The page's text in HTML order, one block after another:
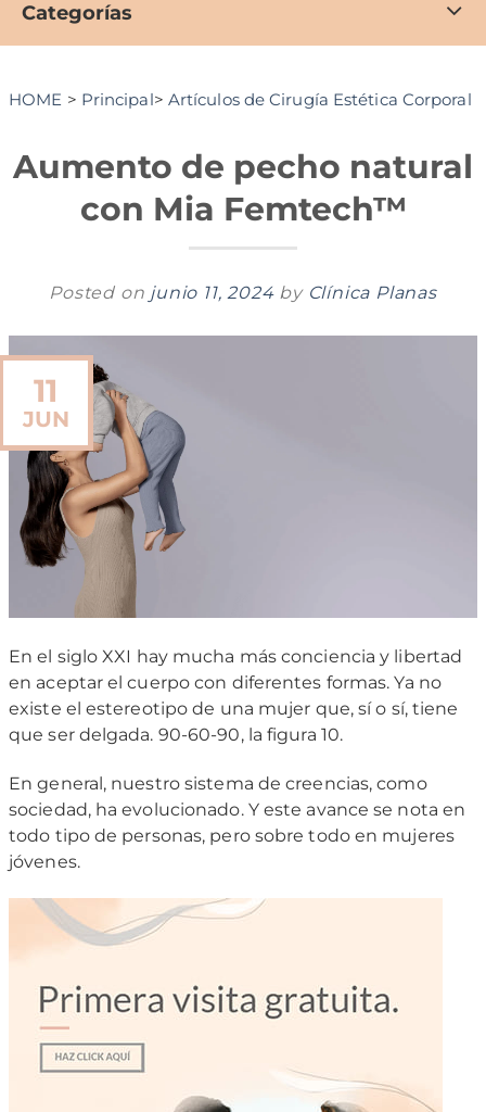
Categorías
HOME > Principal> Artículos de Cirugía Estética Corporal
Aumento de pecho natural
con Mia Femtech™
Posted on junio 11, 2024 by Clínica Planas
11
JUN
En el siglo XXI hay mucha más conciencia y libertad
en aceptar el cuerpo con diferentes formas. Ya no
existe el estereotipo de una mujer que, sí o sí, tiene
que ser delgada. 90-60-90, la figura 10.
En general, nuestro sistema de creencias, como
sociedad, ha evolucionado. Y este avance se nota en
todo tipo de personas, pero sobre todo en mujeres
jóvenes.